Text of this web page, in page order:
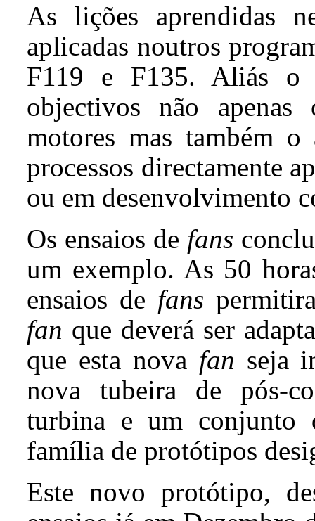
As lições aprendidas
aplicadas noutros
F119 e F135. Aliás o
objectivos não
motores mas também o
processos directamente
ou em desenvolvimento
Os ensaios de fans
um exemplo. As 50
ensaios de fans
fan que deverá ser
que esta nova fan seja
nova tubeira de pós-
turbina e um conjunto
família de protótipos
Este novo protótipo,